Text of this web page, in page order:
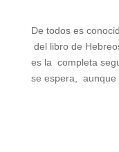
De todos es
del libro de
es la completa
se espera, aunque